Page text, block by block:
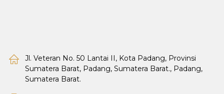
Jl. Veteran No. 50 Lantai II, Kota Padang, Provinsi
Sumatera Barat, Padang, Sumatera Barat., Padang,
Sumatera Barat.